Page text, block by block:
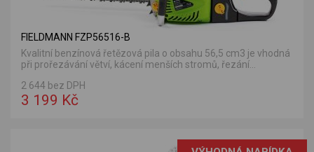
FIELDMANN FZP56516-B
Kvalitní benzínová řetězová pila o obsahu 56,5 cm3 je vhodná
při prořezávání větví, kácení menších stromů, řezání...
2 644 bez DPH
3 199 Kč